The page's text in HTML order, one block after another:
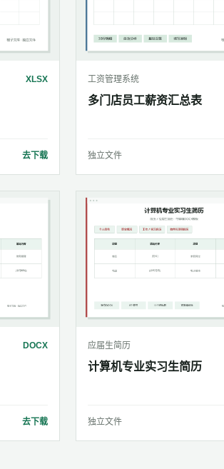
XLSX
去下载
工资管理系统
多门店员工薪资汇总表
独立文件
DOCX
去下载
应届生简历
计算机专业实习生简历
独立文件